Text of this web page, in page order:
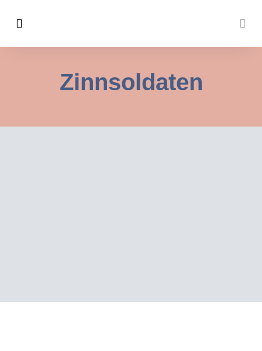
Zinnsoldaten